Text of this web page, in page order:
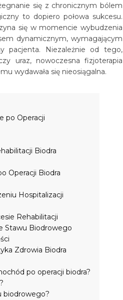
się z chronicznym bólem
to dopiero połowa sukcesu.
się w momencie wybudzenia
dynamicznym, wymagającym
pacjenta. Niezależnie od tego,
uraz, nowoczesna fizjoterapia
wydawała się nieosiągalna.
po Operacji
Biodra
Operacji Biodra
Hospitalizacji
Rehabilitacji
Stawu Biodrowego
Zdrowia Biodra
po operacji biodra?
biodrowego?